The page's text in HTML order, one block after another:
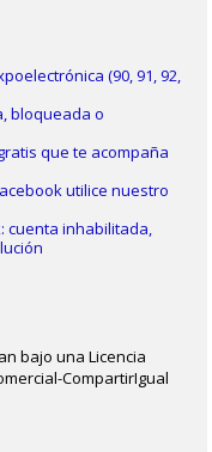
(90, 91, 92,
bloqueada o
que te acompaña
utilice nuestro
cuenta inhabilitada,
bajo una Licencia
CompartirIgual